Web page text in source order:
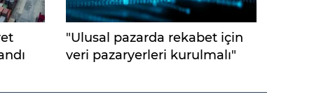
"Ulusal pazarda rekabet için
veri pazaryerleri kurulmalı"